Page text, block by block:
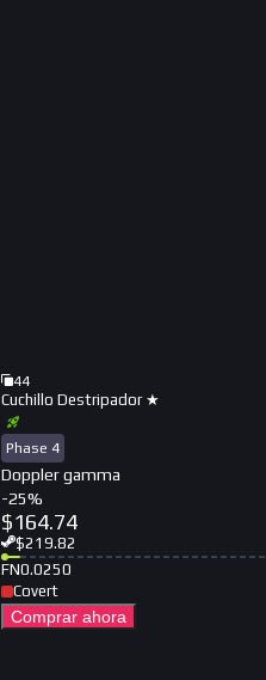
44
Cuchillo Destripador ★
Phase 4
Doppler gamma
-25%
$164.74
$219.82
FN0.0250
Covert
Comprar ahora